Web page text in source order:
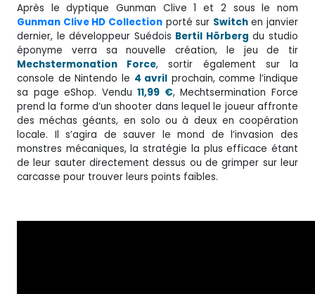
Après le dyptique Gunman Clive 1 et 2 sous le nom
Gunman Clive HD Collectionporté sur Switchen janvier
dernier, le développeur Suédois Bertil Hörberg du studio
éponyme verra sa nouvelle création, le jeu de tir
Mechstermonation Force, sortir également sur la
console de Nintendo le 4 avril prochain, comme l’indique
sa page eShop. Vendu11,99 €, Mechtsermination Force
prend la forme d’un shooter dans lequel le joueur affronte
des méchas géants, en solo ou à deux en coopération
locale. Il s’agira de sauver le mond de l’invasion des
monstres mécaniques, la stratégie la plus efficace étant
de leur sauter directement dessus ou de grimper sur leur
carcasse pour trouver leurs points faibles.